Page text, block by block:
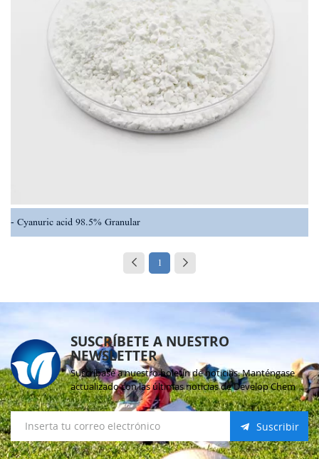
Cyanuric acid 98.5% Granular
1
SUSCRÍBETE A NUESTRO
NEWSLETTER
Suscríbase a nuestro boletín de noticias. Manténgase
actualizado con las últimas noticias de Develop Chem
Suscribir